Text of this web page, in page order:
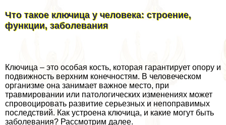
Что такое ключица у человека: строение,
функции, заболевания
Ключица – это особая кость, которая гарантирует опору и
подвижность верхним конечностям. В человеческом
организме она занимает важное место, при
травмировании или патологических изменениях может
спровоцировать развитие серьезных и непоправимых
последствий. Как устроена ключица, и какие могут быть
заболевания? Рассмотрим далее.